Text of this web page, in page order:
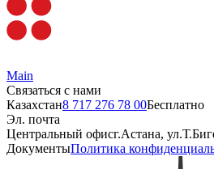
Main
Связаться с нами
Казахстан8 717 276 78 00Бесплатно
Эл. почта
Центральный офисг.Астана,
ДокументыПолитика